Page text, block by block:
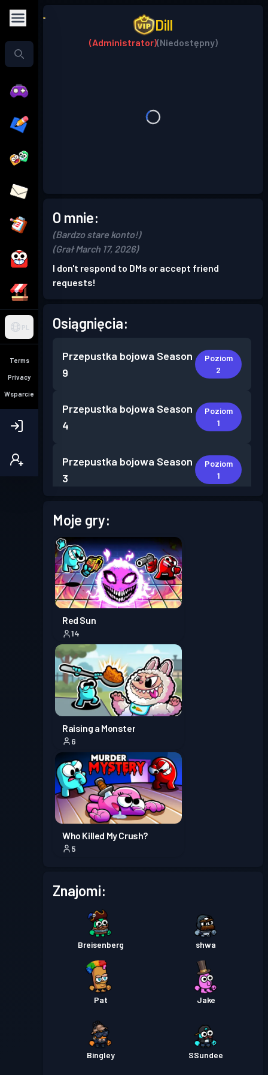
PL
Terms
Privacy
Wsparcie
Dill
(Administrator)(Niedostępny)
O mnie:
(Bardzo stare konto!)
(Grał March 17, 2026)
I don't respond to DMs or accept friend
requests!
Osiągnięcia:
Przepustka bojowa Season
9
Poziom
2
Przepustka bojowa Season
4
Poziom
1
Przepustka bojowa Season
3
Poziom
1
Przepustka bojowa
Przepustka bojowaSeason
1
Moje gry:
Red Sun
14
Raising a Monster
6
Who Killed My Crush?
5
Znajomi:
Breisenberg shwa
Pat Jake
Bingley SSundee